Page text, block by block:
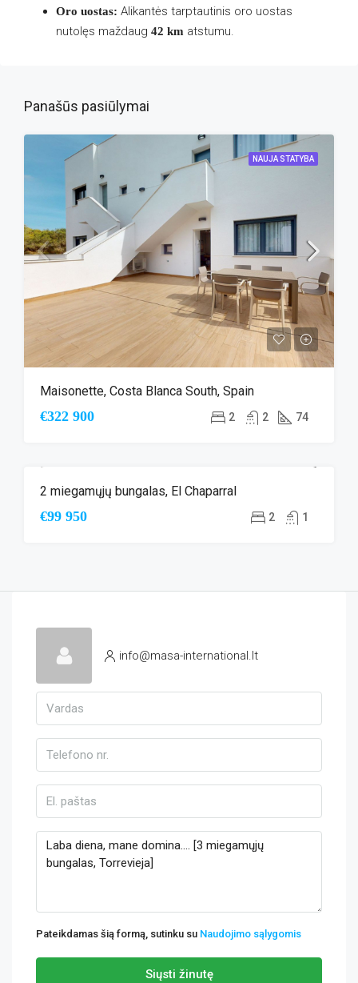
Oro uostas: Alikantės tarptautinis oro uostas
nutolęs maždaug 42 km atstumu.
Panašūs pasiūlymai
NAUJA STATYBA
Maisonette, Costa Blanca South, Spain
€322 900 2 2 74
2 miegamųjų bungalas, El Chaparral
€99 950 2 1
info@masa-international.lt
Pateikdamas šią formą, sutinku su Naudojimo sąlygomis
Siųsti žinutę